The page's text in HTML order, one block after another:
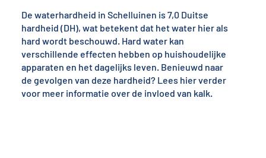
De waterhardheid in Schelluinen is 7,0 Duitse
hardheid (DH), wat betekent dat het water hier als
hard wordt beschouwd. Hard water kan
verschillende effecten hebben op huishoudelijke
apparaten en het dagelijks leven. Benieuwd naar
de gevolgen van deze hardheid? Lees hier verder
voor meer informatie over de invloed van kalk.